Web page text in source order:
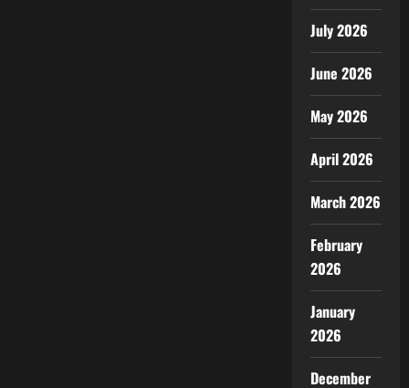
July 2026
June 2026
May 2026
April 2026
March 2026
February
2026
January
2026
December